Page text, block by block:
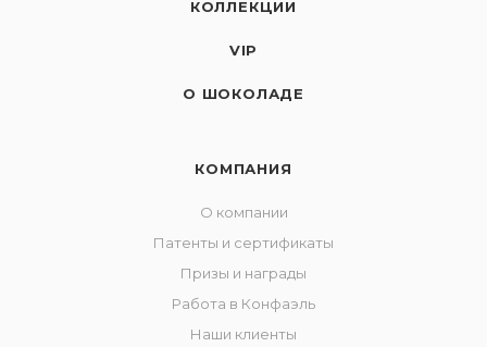
КОЛЛЕКЦИИ
VIP
О ШОКОЛАДЕ
КОМПАНИЯ
О компании
Патенты и сертификаты
Призы и награды
Работа в Конфаэль
Наши клиенты